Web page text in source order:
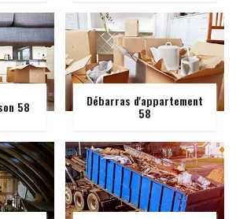
58 Débarras d'appartement
58